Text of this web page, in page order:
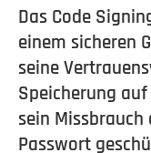
Das Code
einem sicheren
seine
Speicherung
sein Missbrauch
Passwort